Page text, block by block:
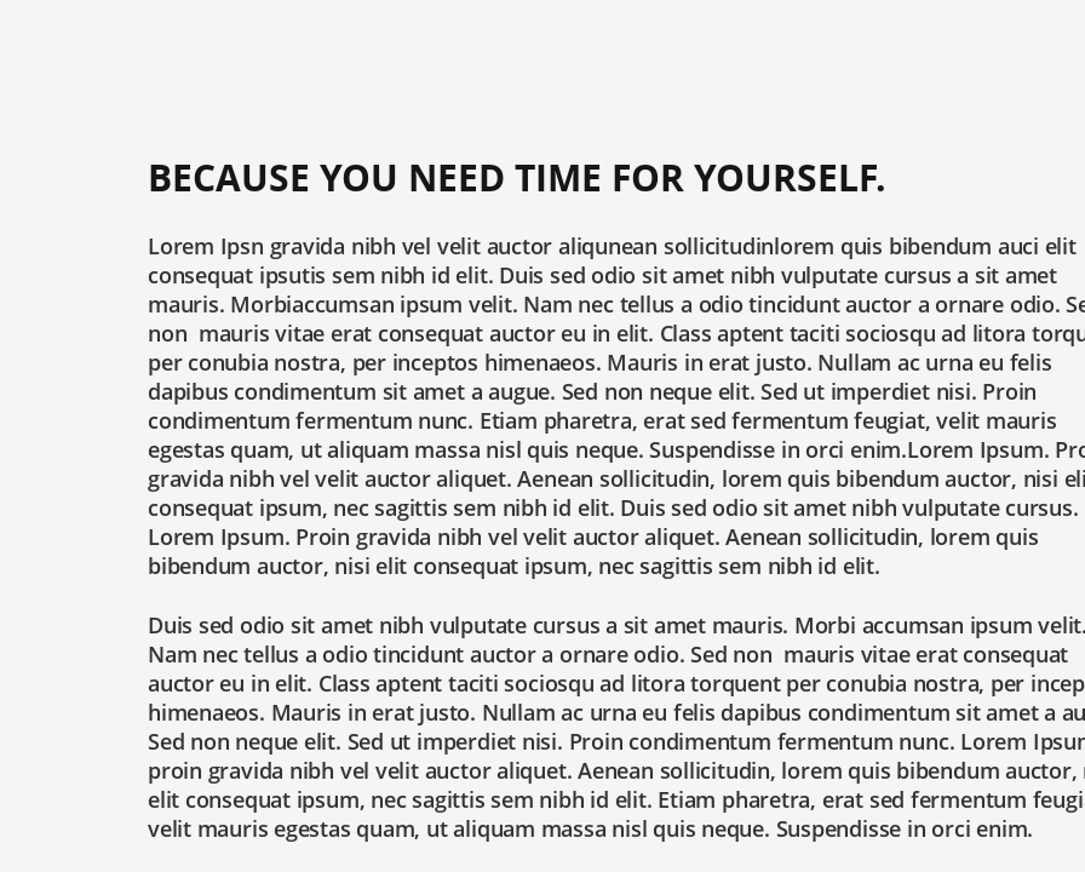
BECAUSE YOU NEED TIME FOR YOURSELF.
Lorem Ipsn gravida nibh vel velit auctor aliqunean sollicitudinlorem quis bibendum auci elit
consequat ipsutis sem nibh id elit. Duis sed odio sit amet nibh vulputate cursus a sit amet
mauris. Morbiaccumsan ipsum velit. Nam nec tellus a odio tincidunt auctor a ornare odio.
non mauris vitae erat consequat auctor eu in elit. Class aptent taciti sociosqu ad litora
per conubia nostra, per inceptos himenaeos. Mauris in erat justo. Nullam ac urna eu felis
dapibus condimentum sit amet a augue. Sed non neque elit. Sed ut imperdiet nisi. Proin
condimentum fermentum nunc. Etiam pharetra, erat sed fermentum feugiat, velit mauris
egestas quam, ut aliquam massa nisl quis neque. Suspendisse in orci enim.Lorem Ipsum.
gravida nibh vel velit auctor aliquet. Aenean sollicitudin, lorem quis bibendum auctor, nisi
consequat ipsum, nec sagittis sem nibh id elit. Duis sed odio sit amet nibh vulputate cursus.
Lorem Ipsum. Proin gravida nibh vel velit auctor aliquet. Aenean sollicitudin, lorem quis
bibendum auctor, nisi elit consequat ipsum, nec sagittis sem nibh id elit.
Duis sed odio sit amet nibh vulputate cursus a sit amet mauris. Morbi accumsan ipsum velit.
Nam nec tellus a odio tincidunt auctor a ornare odio. Sed non mauris vitae erat consequat
auctor eu in elit. Class aptent taciti sociosqu ad litora torquent per conubia nostra, per
himenaeos. Mauris in erat justo. Nullam ac urna eu felis dapibus condimentum sit amet a
Sed non neque elit. Sed ut imperdiet nisi. Proin condimentum fermentum nunc. Lorem
proin gravida nibh vel velit auctor aliquet. Aenean sollicitudin, lorem quis bibendum auctor,
elit consequat ipsum, nec sagittis sem nibh id elit. Etiam pharetra, erat sed fermentum
velit mauris egestas quam, ut aliquam massa nisl quis neque. Suspendisse in orci enim.